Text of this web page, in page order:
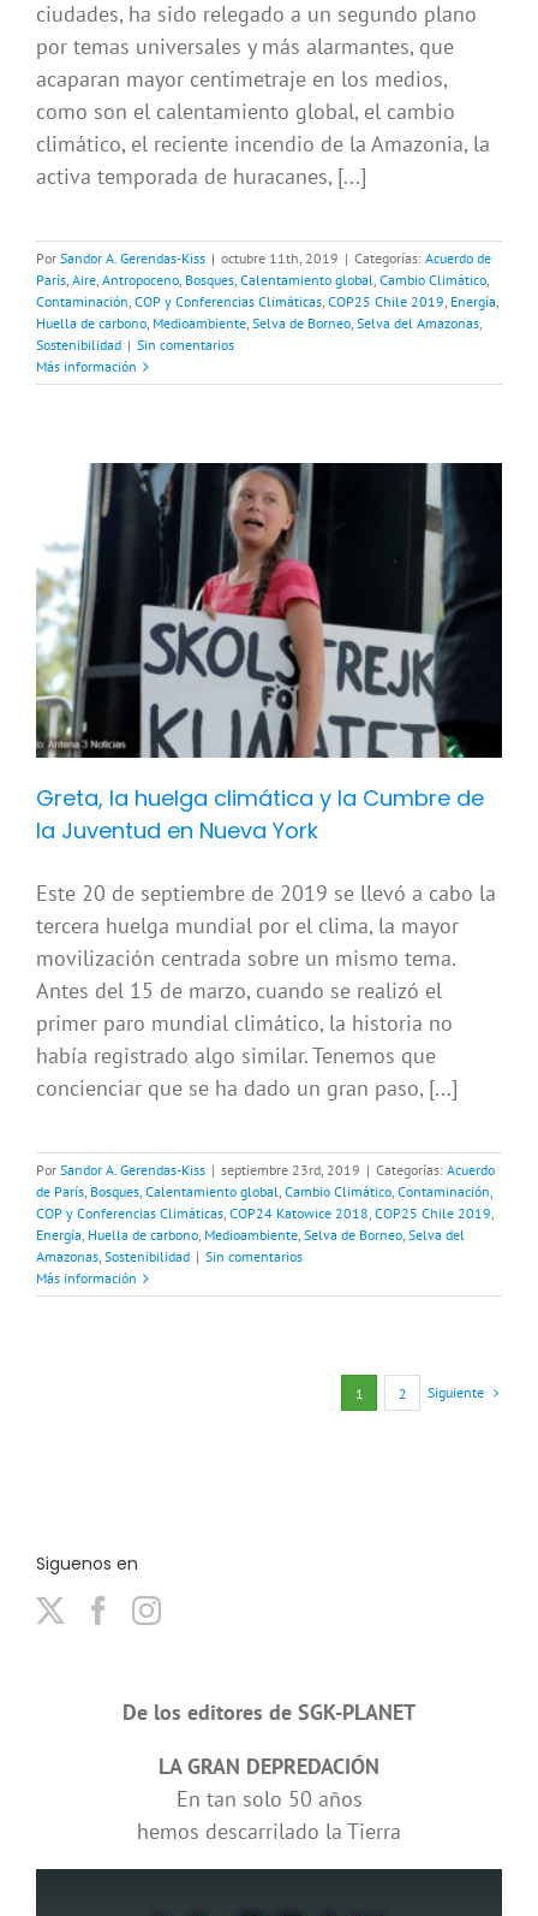
ciudades, ha sido relegado a un segundo plano
por temas universales y más alarmantes, que
acaparan mayor centimetraje en los medios,
como son el calentamiento global, el cambio
climático, el reciente incendio de la Amazonia, la
activa temporada de huracanes, [...]
Por Sandor A. Gerendas-Kiss | octubre 11th, 2019 | Categorías: Acuerdo de
París, Aire, Antropoceno, Bosques, Calentamiento global, Cambio Climático,
Contaminación, COP y Conferencias Climáticas, COP25 Chile 2019, Energía,
Huella de carbono, Medioambiente, Selva de Borneo, Selva del Amazonas,
Sostenibilidad | Sin comentarios
Más información
Greta, la huelga climática y la Cumbre de
la Juventud en Nueva York
Este 20 de septiembre de 2019 se llevó a cabo la
tercera huelga mundial por el clima, la mayor
movilización centrada sobre un mismo tema.
Antes del 15 de marzo, cuando se realizó el
primer paro mundial climático, la historia no
había registrado algo similar. Tenemos que
concienciar que se ha dado un gran paso, [...]
Por Sandor A. Gerendas-Kiss | septiembre 23rd, 2019 | Categorías: Acuerdo
de París, Bosques, Calentamiento global, Cambio Climático, Contaminación,
COP y Conferencias Climáticas, COP24 Katowice 2018, COP25 Chile 2019,
Energía, Huella de carbono, Medioambiente, Selva de Borneo, Selva del
Amazonas, Sostenibilidad | Sin comentarios
Más información
1 2 Siguiente
Siguenos en
De los editores de SGK-PLANET
LA GRAN DEPREDACIÓN
En tan solo 50 años
hemos descarrilado la Tierra